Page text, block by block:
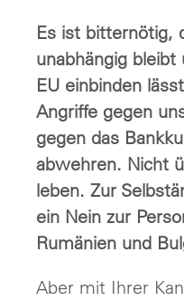
Es ist bitternötig,
unabhängig
EU einbinden
Angriffe gegen
gegen das
abwehren. Nicht
leben. Zur
ein Nein zur
Rumänien und
Aber mit Ihrer